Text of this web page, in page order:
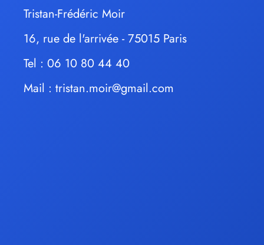
Tristan-Frédéric Moir
16, rue de l'arrivée - 75015 Paris
Tel : 06 10 80 44 40
Mail : tristan.moir@gmail.com